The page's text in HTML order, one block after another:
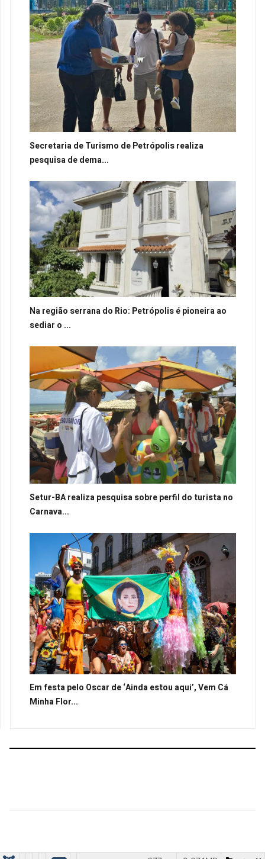
Secretaria de Turismo de Petrópolis realiza
pesquisa de dema...
Na região serrana do Rio: Petrópolis é pioneira ao
sediar o ...
Setur-BA realiza pesquisa sobre perfil do turista no
Carnava...
Em festa pelo Oscar de ‘Ainda estou aqui’, Vem Cá
Minha Flor...